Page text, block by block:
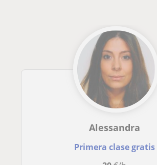
Alessandra
Primera clase gratis